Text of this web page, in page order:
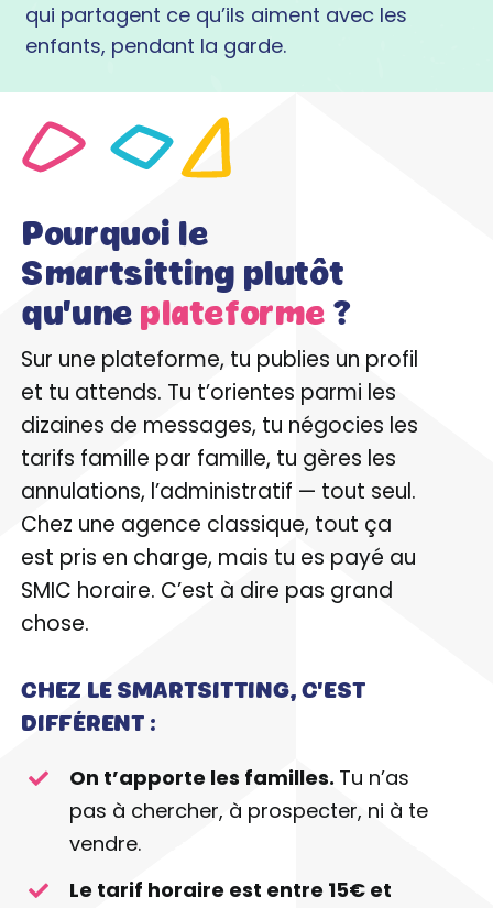
qui partagent ce qu’ils aiment avec les
enfants, pendant la garde.
Pourquoi le
Smartsitting plutôt
qu'une plateforme ?
Sur une plateforme, tu publies un profil
et tu attends. Tu t’orientes parmi les
dizaines de messages, tu négocies les
tarifs famille par famille, tu gères les
annulations, l’administratif — tout seul.
Chez une agence classique, tout ça
est pris en charge, mais tu es payé au
SMIC horaire. C’est à dire pas grand
chose.
CHEZ LE SMARTSITTING, C'EST
DIFFÉRENT :
On t’apporte les familles. Tu n’as
pas à chercher, à prospecter, ni à te
vendre.
Le tarif horaire est entre 15€ et